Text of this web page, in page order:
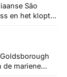
São
en het klopt
de mariene